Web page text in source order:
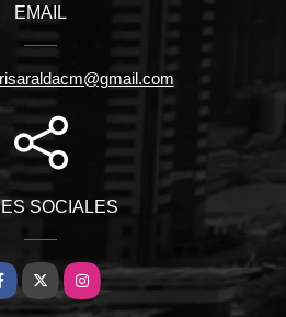
EMAIL
SOCIALES
X Instagram